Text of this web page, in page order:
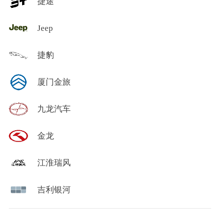
Jeep
捷豹
厦门金旅
九龙汽车
金龙
江淮瑞风
吉利银河